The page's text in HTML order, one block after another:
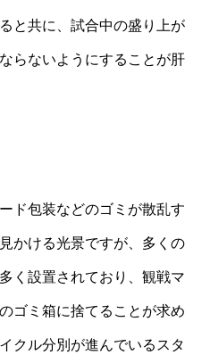
と共に、試合中の盛り上が
らないようにすることが肝
ド包装などのゴミが散乱す
かける光景ですが、多くの
く設置されており、観戦マ
ゴミ箱に捨てることが求め
クル分別が進んでいるスタ